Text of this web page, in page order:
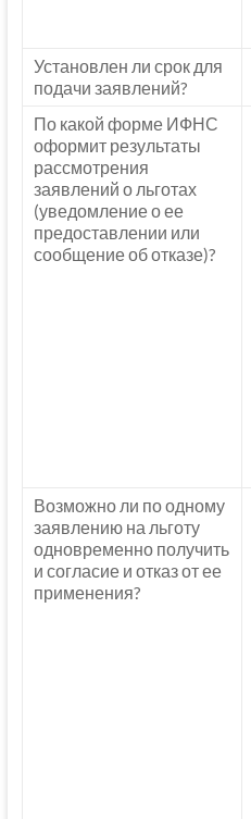
Установлен ли срок для
подачи заявлений?
По какой форме ИФНС
оформит результаты
рассмотрения
заявлений о льготах
(уведомление о ее
предоставлении или
сообщение об отказе)?
Возможно ли по одному
заявлению на льготу
одновременно получить
и согласие и отказ от ее
применения?